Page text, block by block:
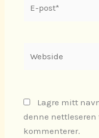
post*
Lagre mitt
denne nettleseren
kommenterer.